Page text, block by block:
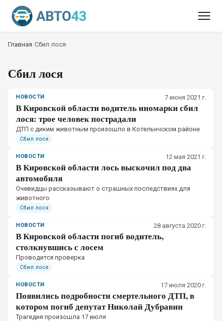
Главная Сбил лося
Сбил лося
НОВОСТИ 7 июня 2021 г.
В Кировской области водитель иномарки сбил
лося: трое человек пострадали
ДТП с диким животным произошло в Котельнчском районе
Сбил лося
НОВОСТИ 12 мая 2021 г.
В Кировской области лось выскочил под два
автомобиля
Очевидцы рассказывают о страшных последствиях для
животного
Сбил лося
НОВОСТИ 28 августа 2020 г.
В Кировской области погиб водитель,
столкнувшись с лосем
Проводится проверка
Сбил лося
НОВОСТИ 17 июля 2020 г.
Появились подробности смертельного ДТП, в
котором погиб депутат Николай Дубравин
Трагедия произошла 17 июля